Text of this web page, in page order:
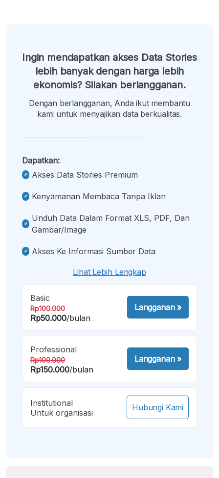
Ingin mendapatkan akses Data Stories
lebih banyak dengan harga lebih
ekonomis? Silakan berlangganan.
Dengan berlangganan, Anda ikut membantu
kami untuk menyajikan data berkualitas.
Dapatkan:
Akses Data Stories Premium
Kenyamanan Membaca Tanpa Iklan
Unduh Data Dalam Format XLS, PDF, Dan
Gambar/image
Akses Ke Informasi Sumber Data
Lihat Lebih Lengkap
Basic
Rp100.000
Rp50.000/bulan
Langganan»
Professional
Rp100.000
Rp150.000/bulan
Langganan»
Institutional
Untuk organisasi
Hubungi Kami